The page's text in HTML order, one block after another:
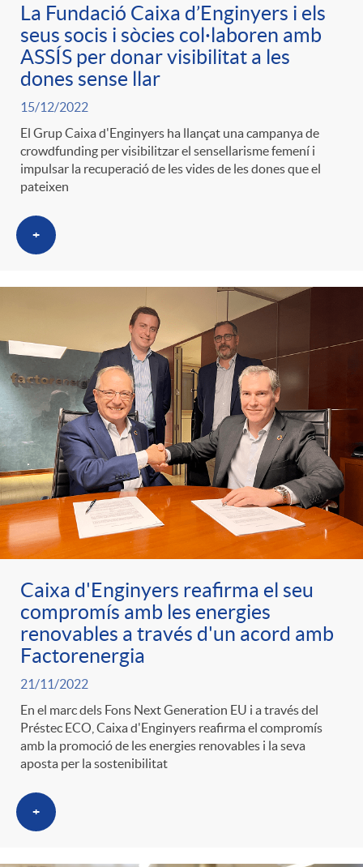
La Fundació Caixa d’Enginyers i els
seus socis i sòcies col·laboren amb
ASSÍS per donar visibilitat a les
dones sense llar
15/12/2022
El Grup Caixa d'Enginyers ha llançat una campanya de
crowdfunding per visibilitzar el sensellarisme femení i
impulsar la recuperació de les vides de les dones que el
pateixen
+
Caixa d'Enginyers reafirma el seu
compromís amb les energies
renovables a través d'un acord amb
Factorenergia
21/11/2022
En el marc dels Fons Next Generation EU i a través del
Préstec ECO, Caixa d'Enginyers reafirma el compromís
amb la promoció de les energies renovables i la seva
aposta per la sostenibilitat
+